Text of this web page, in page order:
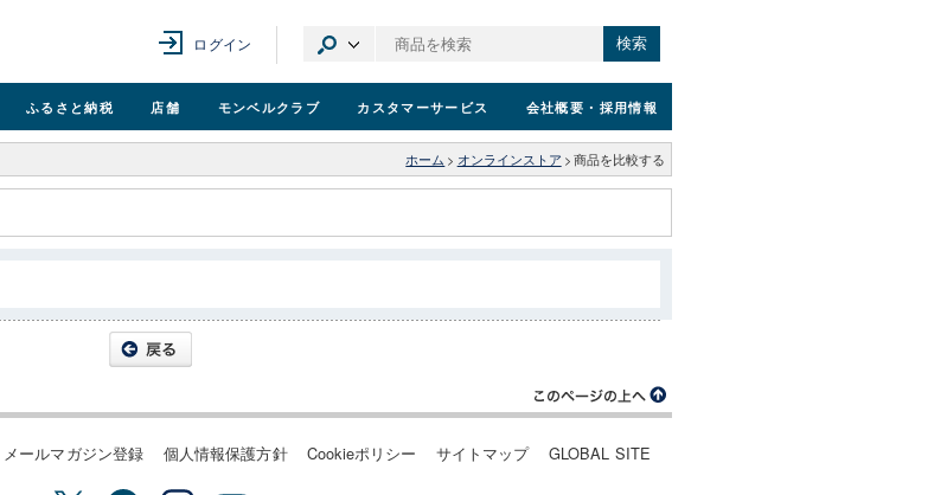
ログイン 検索
ふるさと納税 店舗 モンベルクラブ カスタマーサービス 会社概要 ・採用情報
ホーム > オンラインストア > 商品を比較する
メールマガジン登録 個人情報保護方針 Cookieポリシー サイトマップ GLOBAL SITE